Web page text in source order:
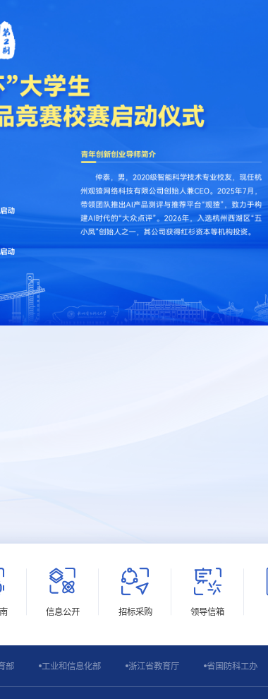
信息公开 招标采购 领导信箱
部 工业和信息化部 浙江省教育厅 省国防科工办